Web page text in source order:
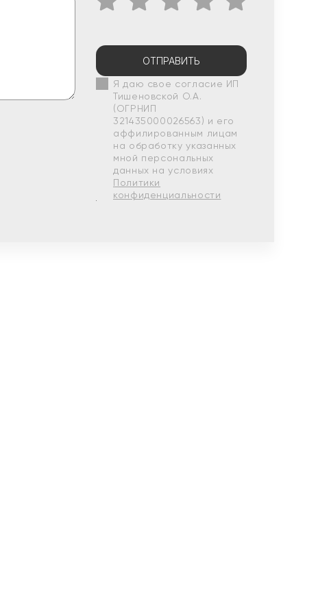
ОТПРАВИТЬ
Я даю свое согласие ИП
Тишеновской О.А.
(ОГРНИП
321435000026563) и его
аффилированным лицам
на обработку указанных
мной персональных
данных на условиях
Политики
конфиденциальности